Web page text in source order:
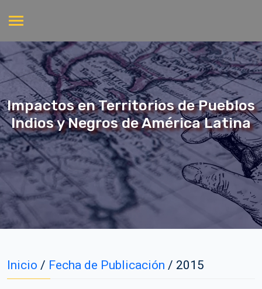
Impactos en Territorios de Pueblos
Indios y Negros de América Latina
Inicio / Fecha de Publicación / 2015